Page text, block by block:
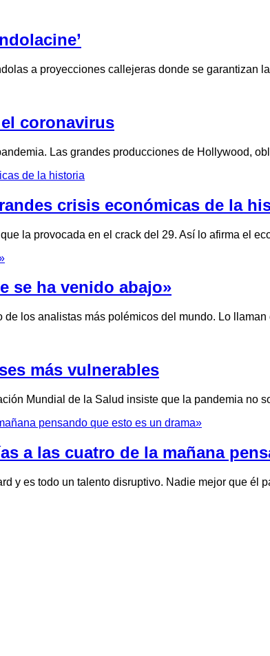
a proyecciones callejeras donde se garantizan
coronavirus
Las grandes producciones de Hollywood,
crisis económicas de la
la provocada en el crack del 29. Así lo afirma el
se ha venido abajo»
los analistas más polémicos del mundo. Lo
más vulnerables
Mundial de la Salud insiste que la pandemia no
a las cuatro de la mañana
y es todo un talento disruptivo. Nadie mejor que él